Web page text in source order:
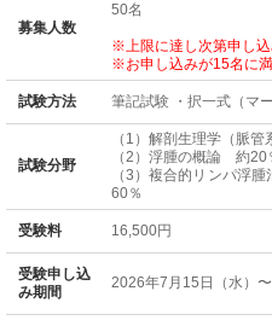
募集人数
50名
※上限に達し次第申し込
※お申し込みが15名に満
試験方法 筆記試験 ・択一式（
試験分野
（1）解剖生理学（脈
（2）浮腫の概論 約20
（3）複合的リンパ浮
60％
受験料 16,500円
受験申し込
み期間
2026年7月15日（水）